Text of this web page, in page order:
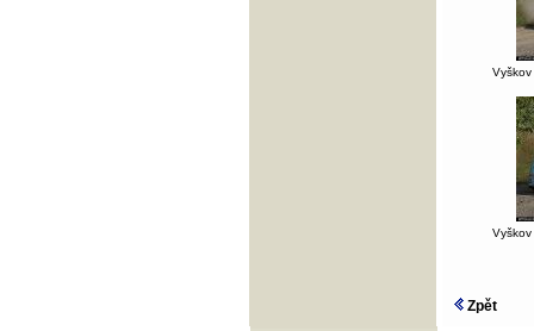
Zpět